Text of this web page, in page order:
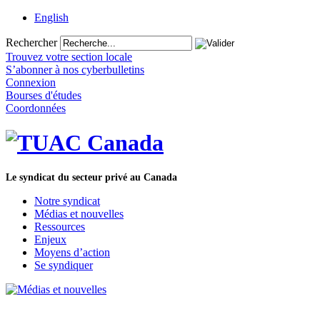
English
Rechercher
Trouvez votre section locale
S’abonner à nos cyberbulletins
Connexion
Bourses d'études
Coordonnées
Le syndicat du secteur privé au Canada
Notre syndicat
Médias et nouvelles
Ressources
Enjeux
Moyens d’action
Se syndiquer